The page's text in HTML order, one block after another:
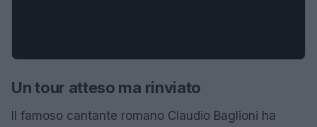
Un tour atteso ma rinviato
Il famoso cantante romano Claudio Baglioni ha